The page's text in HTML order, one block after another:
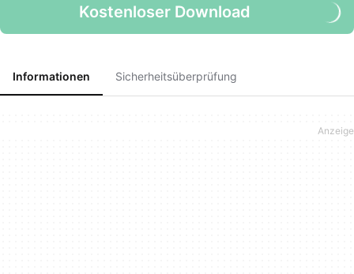
Kostenloser Download
Informationen Sicherheitsüberprüfung